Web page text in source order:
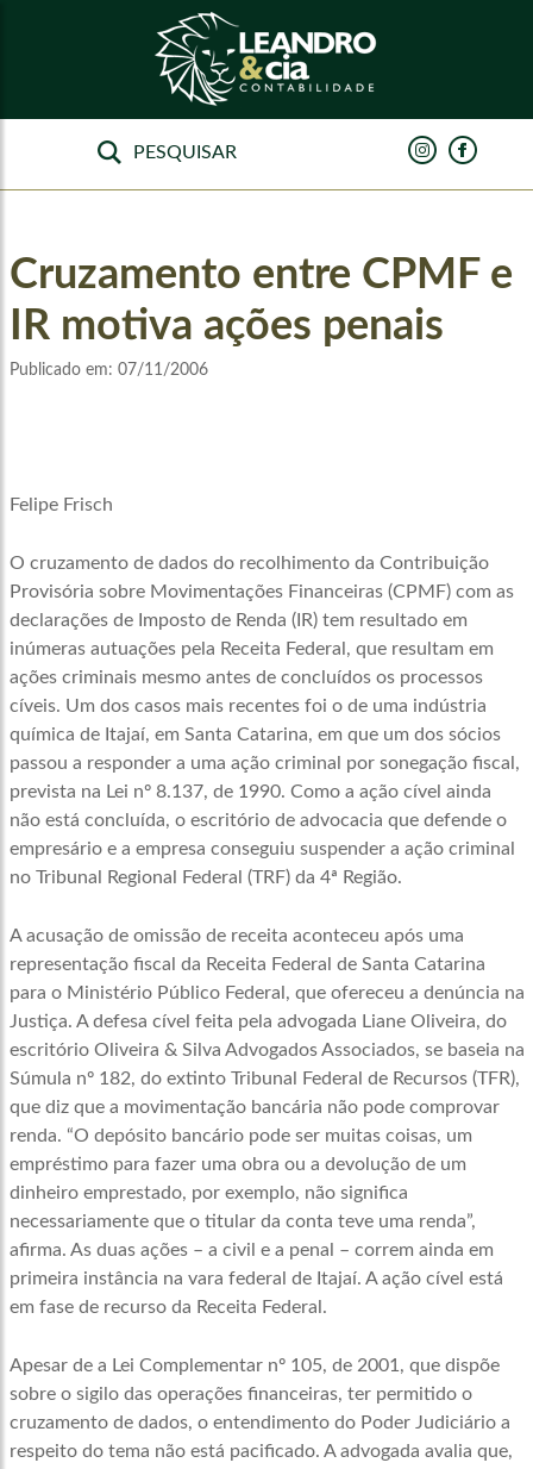
Cruzamento entre CPMF e
IR motiva ações penais
Publicado em: 07/11/2006
Felipe Frisch
O cruzamento de dados do recolhimento da Contribuição
Provisória sobre Movimentações Financeiras (CPMF) com as
declarações de Imposto de Renda (IR) tem resultado em
inúmeras autuações pela Receita Federal, que resultam em
ações criminais mesmo antes de concluídos os processos
cíveis. Um dos casos mais recentes foi o de uma indústria
química de Itajaí, em Santa Catarina, em que um dos sócios
passou a responder a uma ação criminal por sonegação fiscal,
prevista na Lei nº 8.137, de 1990. Como a ação cível ainda
não está concluída, o escritório de advocacia que defende o
empresário e a empresa conseguiu suspender a ação criminal
no Tribunal Regional Federal (TRF) da 4ª Região.
A acusação de omissão de receita aconteceu após uma
representação fiscal da Receita Federal de Santa Catarina
para o Ministério Público Federal, que ofereceu a denúncia na
Justiça. A defesa cível feita pela advogada Liane Oliveira, do
escritório Oliveira & Silva Advogados Associados, se baseia na
Súmula nº 182, do extinto Tribunal Federal de Recursos (TFR),
que diz que a movimentação bancária não pode comprovar
renda. “O depósito bancário pode ser muitas coisas, um
empréstimo para fazer uma obra ou a devolução de um
dinheiro emprestado, por exemplo, não significa
necessariamente que o titular da conta teve uma renda”,
afirma. As duas ações – a civil e a penal – correm ainda em
primeira instância na vara federal de Itajaí. A ação cível está
em fase de recurso da Receita Federal.
Apesar de a Lei Complementar nº 105, de 2001, que dispõe
sobre o sigilo das operações financeiras, ter permitido o
cruzamento de dados, o entendimento do Poder Judiciário a
respeito do tema não está pacificado. A advogada avalia que,